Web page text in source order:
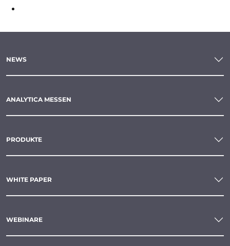
NEWS
ANALYTICA MESSEN
PRODUKTE
WHITE PAPER
WEBINARE